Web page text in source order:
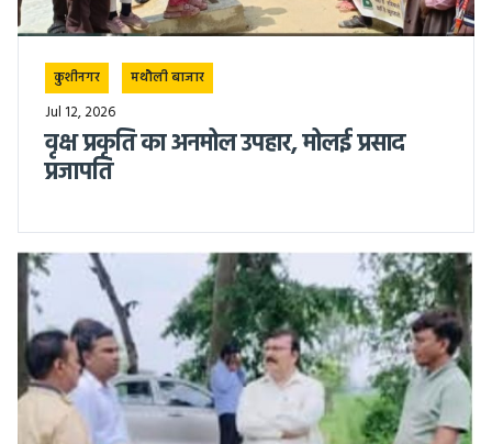
कुशीनगर मथौली बाजार
Jul 12, 2026
वृक्ष प्रकृति का अनमोल उपहार, मोलई प्रसाद
प्रजापति